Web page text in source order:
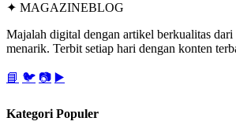
✦ MAGAZINEBLOG
Majalah digital dengan artikel berkualitas
menarik. Terbit setiap hari dengan konten
📘 🐦 📷 ▶️
Kategori Populer